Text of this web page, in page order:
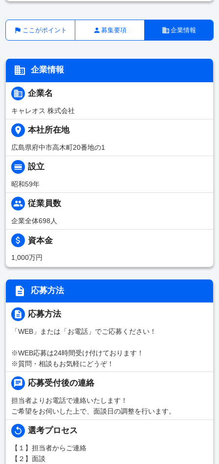
ここがポイント 募集要項 企業情報
企業情報
企業名
キャレオス 株式会社
本社所在地
広島県府中市高木町20番地の1
設立
昭和59年
従業員数
企業全体698人
資本金
1,000万円
応募方法
応募方法
「WEB」または「お電話」でご応募ください！
※WEB応募は24時間受け付けております！
※質問・相談もお気軽にどうぞ！
応募受付後の連絡
担当者よりお電話で連絡いたします！
ご希望をお伺いした上で、面談日の調整を行います。
選考プロセス
【１】担当者からご連絡
【２】面談